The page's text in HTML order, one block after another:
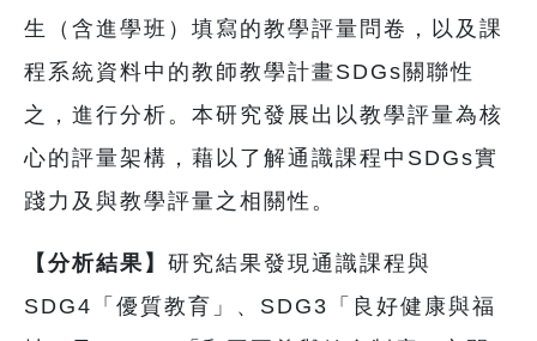
生（含進學班）填寫的教學評量問卷，以及課
程系統資料中的教師教學計畫SDGs關聯性
之，進行分析。本研究發展出以教學評量為核
心的評量架構，藉以了解通識課程中SDGs實
踐力及與教學評量之相關性。
【分析結果】 研究結果發現通識課程與
SDG4「優質教育」、SDG3「良好健康與福